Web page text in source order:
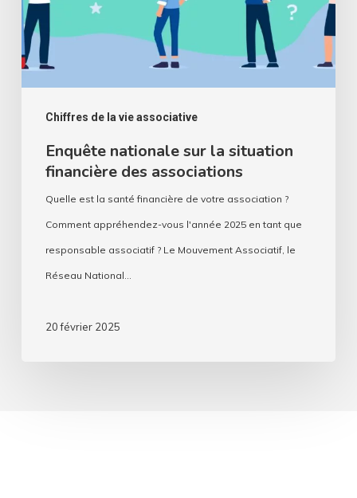
Chiffres de la vie associative
financière
des
associations
Enquête nationale sur la situation
financière des associations
Quelle est la santé financière de votre association ?
Comment appréhendez-vous l'année 2025 en tant que
responsable associatif ? Le Mouvement Associatif, le
Réseau National…
20 février 2025